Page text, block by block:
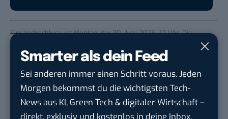
Smarter als dein Feed
Sei anderen immer einen Schritt voraus. Jeden
Morgen bekommst du die wichtigsten Tech-
News aus KI, Green Tech & digitaler Wirtschaft –
direkt, exklusiv und kostenlos in deine Inbox.
Einsendeschluss ist Montag, der 30. Juni 2025, 12 Uhr. Die
Teilnehmer kann nur einmal mitmachen. Es werden ausschließlich
korrekt ausgefüllte Kommentare in das Auswahlverfahren
aufgenommen. Der Gewinner wird per E-Mail informiert. Der
Gewinnanspruch verfällt, wenn der Gewinner nicht ermittelbar ist